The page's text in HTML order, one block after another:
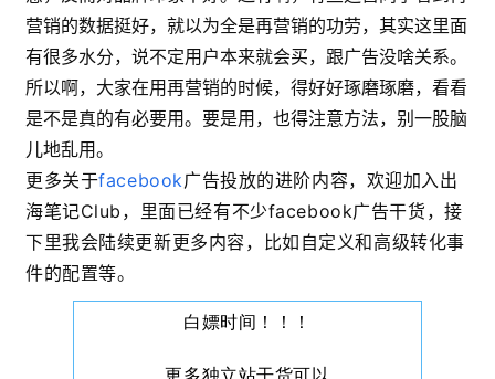
营销的数据挺好，就以为全是再营销的功劳，其实这里面
有很多水分，说不定用户本来就会买，跟广告没啥关系。
所以啊，大家在用再营销的时候，得好好琢磨琢磨，看看
是不是真的有必要用。要是用，也得注意方法，别一股脑
儿地乱用。
更多关于facebook广告投放的进阶内容，欢迎加入出
海笔记Club，里面已经有不少facebook广告干货，接
下里我会陆续更新更多内容，比如自定义和高级转化事
件的配置等。
白嫖时间！ ！ ！
更多独立站干货可以